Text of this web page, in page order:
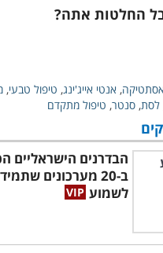
החלטות אתה?
, אנטי אייג'ינג, טיפול טבעי,
לסת, סנטר, טיפול מתקדם
הבדרנים הישראליים
ב-20 מערכונים
לשמוע